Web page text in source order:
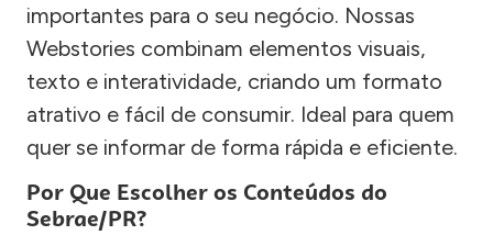
importantes para o seu negócio. Nossas
Webstories combinam elementos visuais,
texto e interatividade, criando um formato
atrativo e fácil de consumir. Ideal para quem
quer se informar de forma rápida e eficiente.
Por Que Escolher os Conteúdos do
Sebrae/PR?